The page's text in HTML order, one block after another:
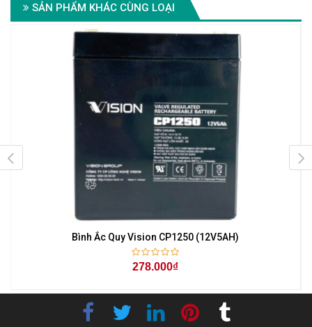
SẢN PHẨM KHÁC CÙNG LOẠI
Bình Ắc Quy Vision CP1250 (12V5AH)
278.000₫